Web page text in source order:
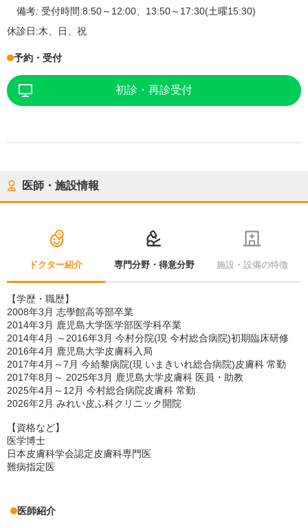
備考:受付時間:8:50～12:00、13:50～17:30(土曜15:30)
休診日:木、日、祝
予約・受付
初診・再診受付
医師・施設情報
ドクター紹介 専門分野・得意分野 施設・設備の特徴
【学歴・職歴】
2008年3月 志學館高等部卒業
2014年3月 鹿児島大学医学部医学科卒業
2014年4月 ～2016年3月 今村分院(現 今村総合病院)初期臨床研修
2016年4月 鹿児島大学皮膚科入局
2017年4月～7月 今給黎病院(現 いまきいれ総合病院)皮膚科 常勤
2017年8月～ 2025年3月 鹿児島大学皮膚科 医員・助教
2025年4月～12月 今村総合病院皮膚科 常勤
2026年2月 みれい皮ふ科クリニック開院
【資格など】
医学博士
日本皮膚科学会認定皮膚科専門医
難病指定医
医師紹介